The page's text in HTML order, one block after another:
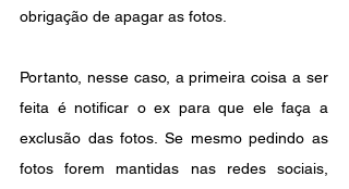
obrigação de apagar as fotos.
Portanto, nesse caso, a primeira coisa a ser
feita é notificar o ex para que ele faça a
exclusão das fotos. Se mesmo pedindo as
fotos forem mantidas nas redes sociais,